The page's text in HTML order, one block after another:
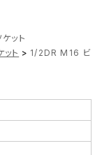
ット
ト > 1/2DR M16 ビッ